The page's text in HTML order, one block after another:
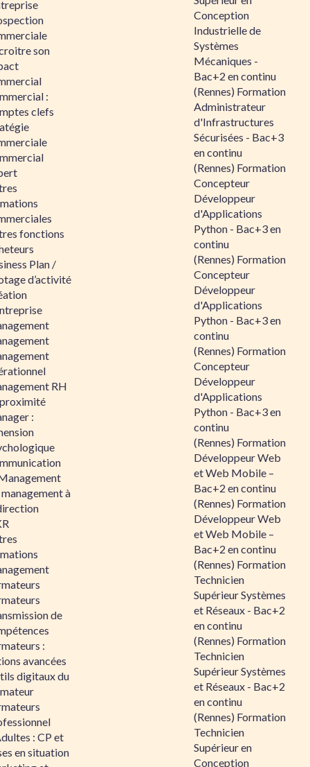
son
:
clefs
fonctions
Plan /
d’activité
RH
:
à
de
:
avancées
digitaux du
: CP et
en situation
Conception
Industrielle de
Systèmes
Mécaniques -
Bac+2 en continu
(Rennes) Formation
Administrateur
d'Infrastructures
Sécurisées - Bac+3
en continu
(Rennes) Formation
Concepteur
Développeur
d'Applications
Python - Bac+3 en
continu
(Rennes) Formation
Concepteur
Développeur
d'Applications
Python - Bac+3 en
continu
(Rennes) Formation
Concepteur
Développeur
d'Applications
Python - Bac+3 en
continu
(Rennes) Formation
Développeur Web
et Web Mobile –
Bac+2 en continu
(Rennes) Formation
Développeur Web
et Web Mobile –
Bac+2 en continu
(Rennes) Formation
Technicien
Supérieur Systèmes
et Réseaux - Bac+2
en continu
(Rennes) Formation
Technicien
Supérieur Systèmes
et Réseaux - Bac+2
en continu
(Rennes) Formation
Technicien
Supérieur en
Conception